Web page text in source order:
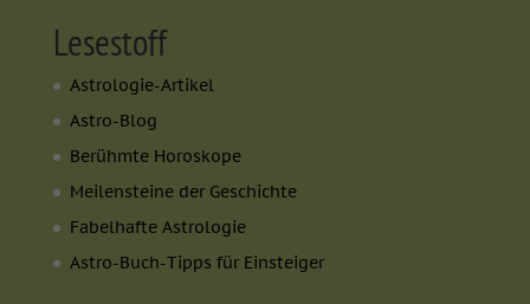
Lesestoff
Astrologie-Artikel
Astro-Blog
Berühmte Horoskope
Meilensteine der Geschichte
Fabelhafte Astrologie
Astro-Buch-Tipps für Einsteiger